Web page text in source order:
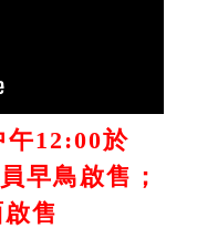
午12:00於
早鳥啟售；
售